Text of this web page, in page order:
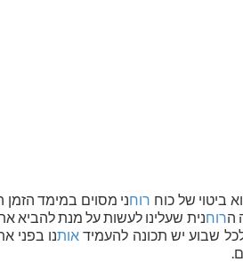
ביטוי של כוח רוחני מסוים במימד
הרוחנית שעלינו לעשות על מנת
שבוע יש תכונה להעמיד אותנו בפני